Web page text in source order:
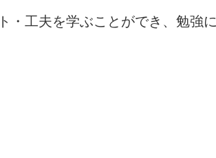
・工夫を学ぶことができ、勉強